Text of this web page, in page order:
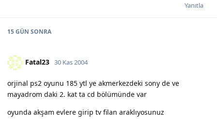
Yanıtla
15 GÜN SONRA
Fatal23 30 Kas 2004
orjinal ps2 oyunu 185 ytl ye akmerkezdeki sony de ve
mayadrom daki 2. kat ta cd bölümünde var
oyunda akşam evlere girip tv filan araklıyosunuz